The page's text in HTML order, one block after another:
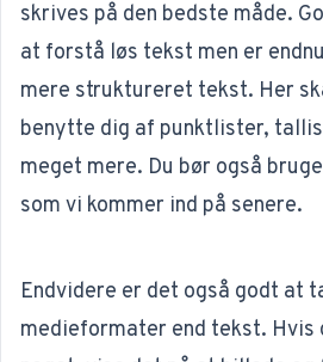
skrives på den bedste måde.
at forstå løs tekst men er
mere struktureret tekst. Her
benytte dig af punktlister,
meget mere. Du bør også
som vi kommer ind på senere.
Endvidere er det også godt at
medieformater end tekst. Hvis